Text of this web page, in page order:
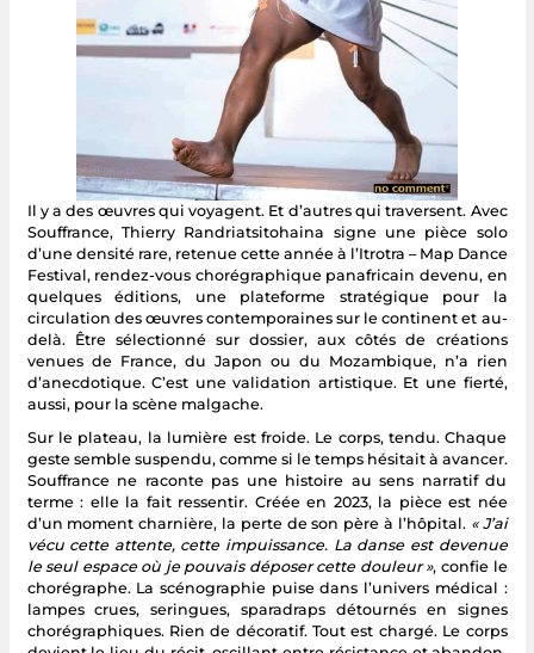
Il y a des œuvres qui voyagent. Et d’autres qui traversent. Avec
Souffrance, Thierry Randriatsitohaina signe une pièce solo
d’une densité rare, retenue cette année à l’Itrotra – Map Dance
Festival, rendez-vous chorégraphique panafricain devenu, en
quelques éditions, une plateforme stratégique pour la
circulation des œuvres contemporaines sur le continent et au-
delà. Être sélectionné sur dossier, aux côtés de créations
venues de France, du Japon ou du Mozambique, n’a rien
d’anecdotique. C’est une validation artistique. Et une fierté,
aussi, pour la scène malgache.
Sur le plateau, la lumière est froide. Le corps, tendu. Chaque
geste semble suspendu, comme si le temps hésitait à avancer.
Souffrance ne raconte pas une histoire au sens narratif du
terme : elle la fait ressentir. Créée en 2023, la pièce est née
d’un moment charnière, la perte de son père à l’hôpital. « J’ai
vécu cette attente, cette impuissance. La danse est devenue
le seul espace où je pouvais déposer cette douleur », confie le
chorégraphe. La scénographie puise dans l’univers médical :
lampes crues, seringues, sparadraps détournés en signes
chorégraphiques. Rien de décoratif. Tout est chargé. Le corps